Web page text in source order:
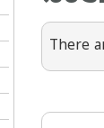
There